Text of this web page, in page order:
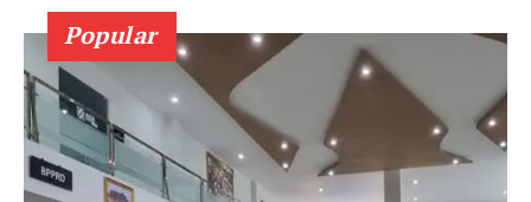
Popular